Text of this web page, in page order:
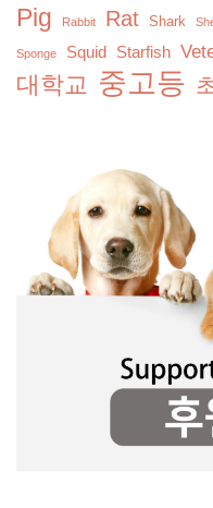
Pig Rabbit Rat Shark
Sponge Squid Starfish
대학교 중고등